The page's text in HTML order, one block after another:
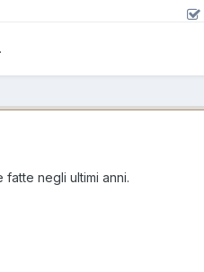
negli ultimi anni.